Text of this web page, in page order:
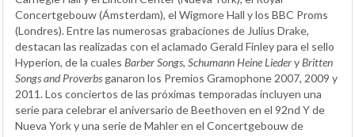
Concertgebouw (Ámsterdam), el Wigmore Hall y los BBC Proms
(Londres). Entre las numerosas grabaciones de Julius Drake,
destacan las realizadas con el aclamado Gerald Finley para el sello
Hyperion, de la cuales Barber Songs, Schumann Heine LiederyBritten
Songs and Proverbs ganaron los Premios Gramophone 2007, 2009 y
2011. Los conciertos de las próximas temporadas incluyen una
serie para celebrar el aniversario de Beethoven en el 92nd Y de
Nueva York y una serie de Mahler en el Concertgebouw de